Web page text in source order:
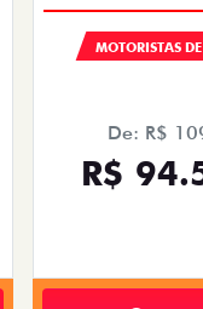
MOTORISTAS
De: R$
R$